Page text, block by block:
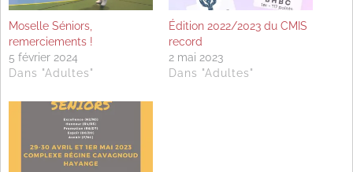
Moselle Séniors,
remerciements !
5 février 2024
Dans "Adultes"
Édition 2022/2023 du CMIS
record
2 mai 2023
Dans "Adultes"